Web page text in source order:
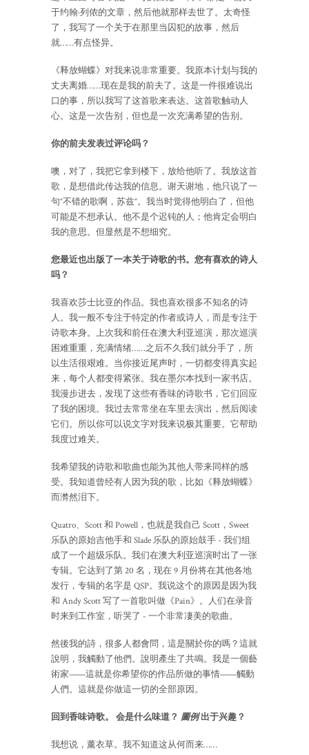
于约翰·列侬的文章，然后他就那样去世了。太奇怪
了，我写了一个关于在那里当囚犯的故事，然后
就……有点怪异。
《释放蝴蝶》对我来说非常重要。我原本计划与我的
丈夫离婚……现在是我的前夫了。这是一件很难说出
口的事，所以我写了这首歌来表达。这首歌触动人
心。这是一次告别，但也是一次充满希望的告别。
你的前夫发表过评论吗？
噢，对了，我把它拿到楼下，放给他听了。我放这首
歌，是想借此传达我的信息。谢天谢地，他只说了一
句“不错的歌啊，苏兹”。我当时觉得他明白了，但他
可能是不想承认。他不是个迟钝的人；他肯定会明白
我的意思。但显然是不想细究。
您最近也出版了一本关于诗歌的书。您有喜欢的诗人
吗？
我喜欢莎士比亚的作品。我也喜欢很多不知名的诗
人。我一般不专注于特定的作者或诗人，而是专注于
诗歌本身。上次我和前任在澳大利亚巡演，那次巡演
困难重重，充满情绪……之后不久我们就分手了，所
以生活很艰难。当你接近尾声时，一切都变得真实起
来，每个人都变得紧张。我在墨尔本找到一家书店。
我漫步进去，发现了这些有香味的诗歌书，它们回应
了我的困境。我过去常常坐在车里去演出，然后阅读
它们。所以你可以说文字对我来说极其重要。它帮助
我度过难关。
我希望我的诗歌和歌曲也能为其他人带来同样的感
受。我知道曾经有人因为我的歌，比如《释放蝴蝶》
而潸然泪下。
Quatro、Scott 和 Powell，也就是我自己 Scott，Sweet
乐队的原始吉他手和 Slade 乐队的原始鼓手 - 我们组
成了一个超级乐队。我们在澳大利亚巡演时出了一张
专辑。它达到了第 20 名，现在 9 月份将在其他各地
发行，专辑的名字是 QSP。我说这个的原因是因为我
和 Andy Scott 写了一首歌叫做《Pain》。人们在录音
时来到工作室，听哭了 - 一个非常凄美的歌曲。
然後我的詩，很多人都會問，這是關於你的嗎？這就
說明，我觸動了他們。說明產生了共鳴。我是一個藝
術家——這就是你希望你的作品所做的事情——觸動
人們。這就是你做這一切的全部原因。
回到香味诗歌。 会是什么味道？ 圖例出于兴趣？
我想说，薰衣草。我不知道这从何而来……